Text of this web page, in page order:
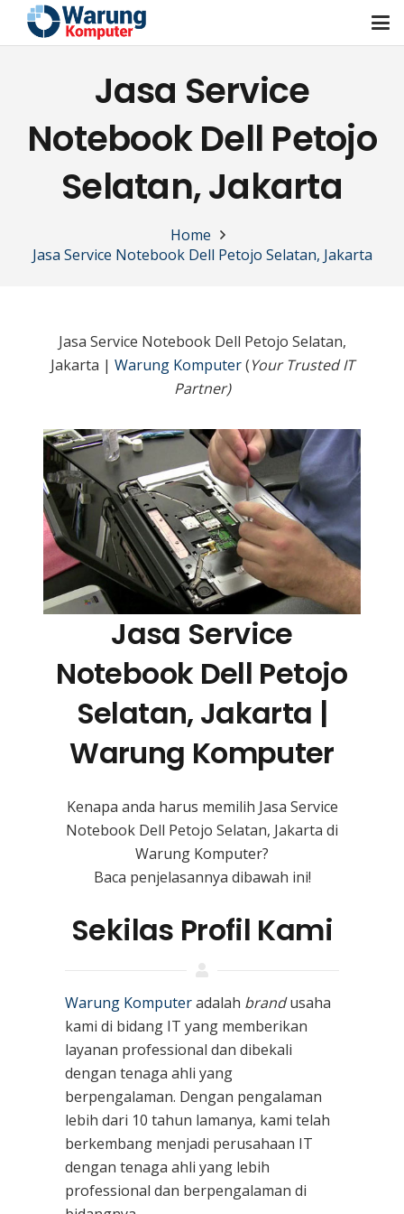
Jasa Service
Notebook Dell Petojo
Selatan, Jakarta
Home
Jasa Service Notebook Dell Petojo Selatan, Jakarta
Jasa Service Notebook Dell Petojo Selatan,
Jakarta | Warung Komputer(Your Trusted IT
Partner)
Jasa Service
Notebook Dell Petojo
Selatan, Jakarta |
Warung Komputer
Kenapa anda harus memilih Jasa Service
Notebook Dell Petojo Selatan, Jakarta di
Warung Komputer?
Baca penjelasannya dibawah ini!
Sekilas Profil Kami
Warung Komputeradalah brandusaha
kami di bidang IT yang memberikan
layanan professional dan dibekali
dengan tenaga ahli yang
berpengalaman. Dengan pengalaman
lebih dari 10 tahun lamanya, kami telah
berkembang menjadi perusahaan IT
dengan tenaga ahli yang lebih
professional dan berpengalaman di